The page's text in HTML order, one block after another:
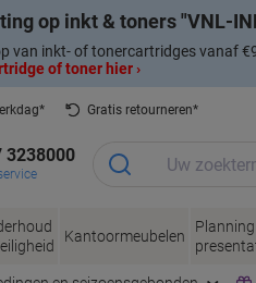
op inkt & toners VNL-
van inkt- of tonercartridges vanaf
of toner hier ›
Gratis retourneren*
3238000
Kantoormeubelen
Planning